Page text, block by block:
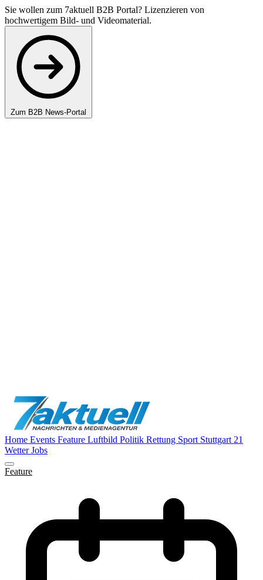
Sie wollen zum 7aktuell B2B Portal? Lizenzieren von
hochwertigem Bild- und Videomaterial.
Zum B2B News-Portal
Home Events Feature Luftbild Politik Rettung Sport Stuttgart 21
WetterJobs
Feature